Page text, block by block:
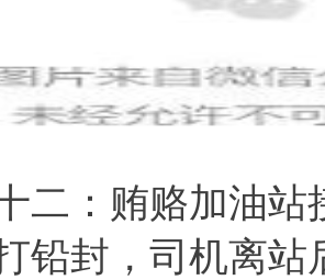
二：贿赂加油站
铅封，司机离站